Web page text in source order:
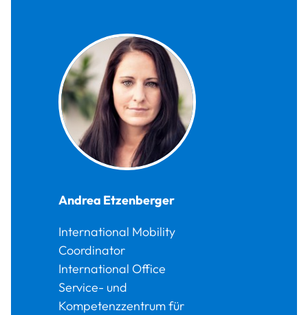
Andrea Etzenberger
International Mobility
Coordinator
International Office
Service- und
Kompetenzzentrum für